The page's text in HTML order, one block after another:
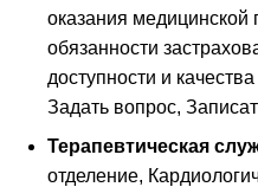
оказания
обязанности
доступности и
Задать вопрос,
Терапевтическая
отделение,